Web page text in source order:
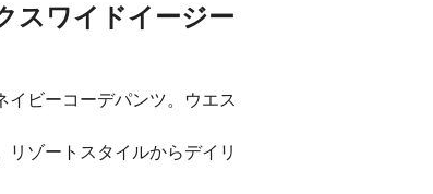
スワイドイージー
イビーコーデパンツ。ウエス
リゾートスタイルからデイリ